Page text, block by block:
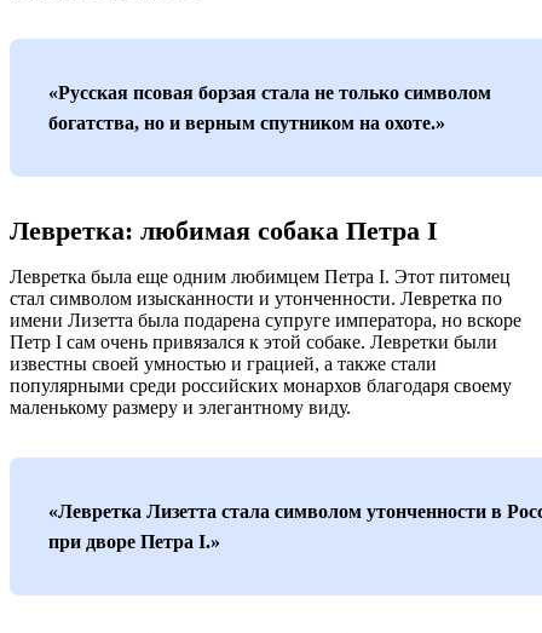
«Русская псовая борзая стала не только символом
богатства, но и верным спутником на охоте.»
Левретка: любимая собака Петра I
Левретка была еще одним любимцем Петра I. Этот питомец
стал символом изысканности и утонченности. Левретка по
имени Лизетта была подарена супруге императора, но вскоре
Петр I сам очень привязался к этой собаке. Левретки были
известны своей умностью и грацией, а также стали
популярными среди российских монархов благодаря своему
маленькому размеру и элегантному виду.
«Левретка Лизетта стала символом утонченности в
при дворе Петра I.»